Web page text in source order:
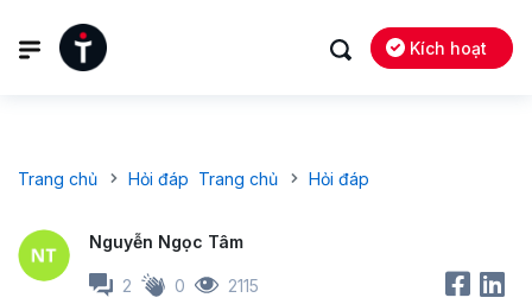
Kích hoạt
Trang chủ Hỏi đáp Trang chủ Hỏi đáp
Nguyễn Ngọc Tâm
2 0 2115